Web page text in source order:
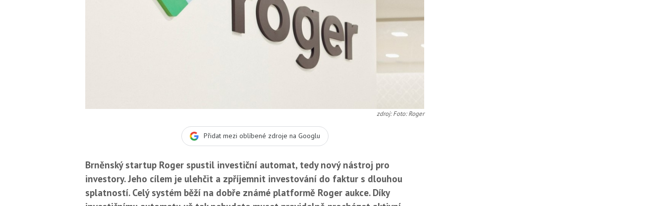
zdroj: Foto: Roger
Přidat mezi oblíbené zdroje na Googlu
Brněnský startup Roger spustil investiční automat, tedy nový nástroj pro
investory. Jeho cílem je ulehčit a zpříjemnit investování do faktur s dlouhou
splatností. Celý systém běží na dobře známé platformě Roger aukce. Díky